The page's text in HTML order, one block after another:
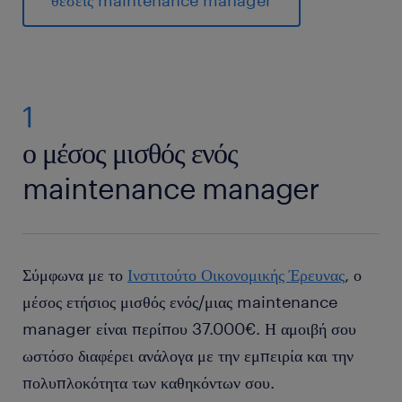
1
ο μέσος μισθός ενός
maintenance manager
Σύμφωνα με το Ινστιτούτο Οικονομικής Έρευνας, ο
μέσος ετήσιος μισθός ενός/μιας maintenance
manager είναι περίπου 37.000€. Η αμοιβή σου
ωστόσο διαφέρει ανάλογα με την εμπειρία και την
πολυπλοκότητα των καθηκόντων σου.